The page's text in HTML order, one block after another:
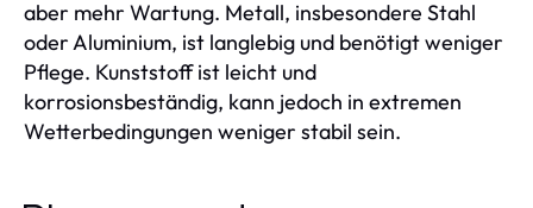
aber mehr Wartung. Metall, insbesondere Stahl
oder Aluminium, ist langlebig und benötigt weniger
Pflege. Kunststoff ist leicht und
korrosionsbeständig, kann jedoch in extremen
Wetterbedingungen weniger stabil sein.